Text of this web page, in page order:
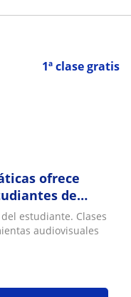
1ª clase gratis
ofrece
de
presenciales y
estudiante. Clases
audiovisuales